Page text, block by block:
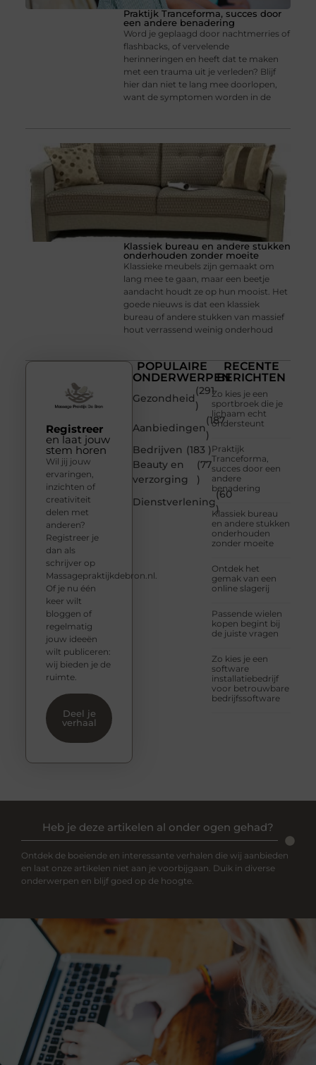
Praktijk Tranceforma, succes door
een andere benadering
Word je geplaagd door nachtmerries of
flashbacks, of vervelende
herinneringen en heeft dat te maken
met een trauma uit je verleden? Blijf
hier dan niet te lang mee doorlopen,
want de symptomen worden in de
Klassiek bureau en andere stukken
onderhouden zonder moeite
Klassieke meubels zijn gemaakt om
lang mee te gaan, maar een beetje
aandacht houdt ze op hun mooist. Het
goede nieuws is dat een klassiek
bureau of andere stukken van massief
hout verrassend weinig onderhoud
POPULAIRE
ONDERWERPEN
Gezondheid
(291
)
Aanbiedingen
(187
)
Bedrijven (183 )
Beauty en
verzorging
(77
)
Dienstverlening
(60
)
RECENTE
BERICHTEN
Zo kies je een
sportbroek die je
lichaam echt
ondersteunt
Praktijk
Tranceforma,
succes door een
andere
benadering
Klassiek bureau
en andere stukken
onderhouden
zonder moeite
Ontdek het
gemak van een
online slagerij
Passende wielen
kopen begint bij
de juiste vragen
Zo kies je een
software
installatiebedrijf
voor betrouwbare
bedrijfssoftware
Registreer
en laat jouw
stem horen
Wil jij jouw
ervaringen,
inzichten of
creativiteit
delen met
anderen?
Registreer je
dan als
schrijver op
Massagepraktijkdebron.nl.
Of je nu één
keer wilt
bloggen of
regelmatig
jouw ideeën
wilt publiceren:
wij bieden je de
ruimte.
Deel je
verhaal
Heb je deze artikelen al onder ogen gehad?
Ontdek de boeiende en interessante verhalen die wij aanbieden
en laat onze artikelen niet aan je voorbijgaan. Duik in diverse
onderwerpen en blijf goed op de hoogte.